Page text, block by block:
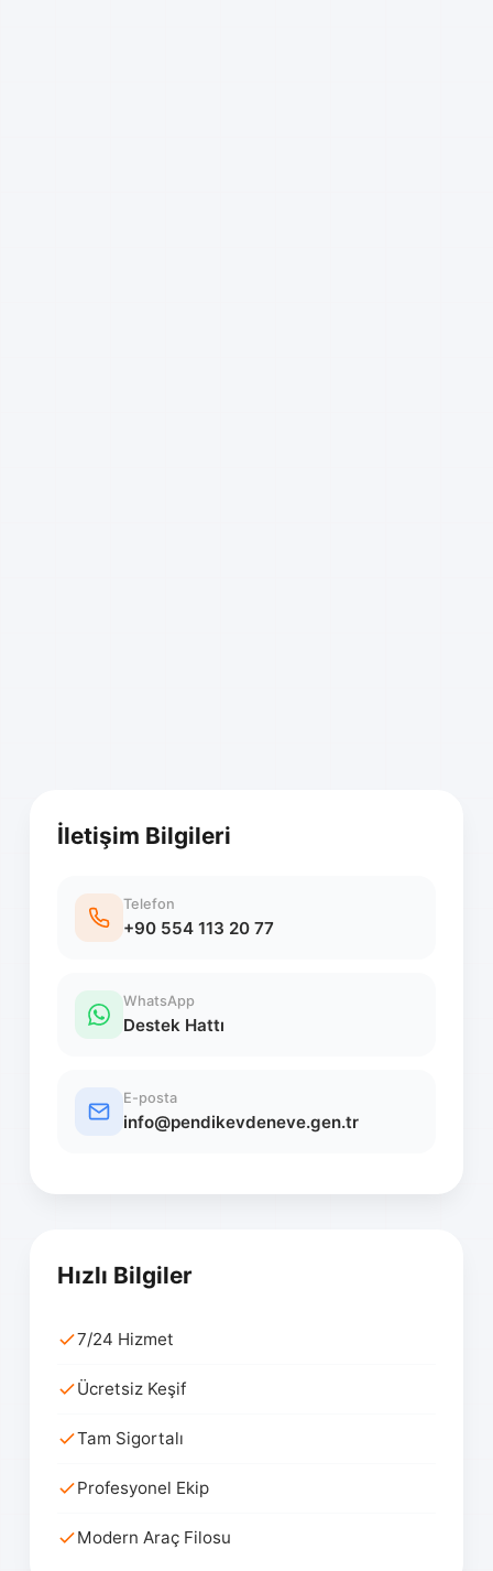
İletişim Bilgileri
Telefon
+90 554 113 20 77
WhatsApp
Destek Hattı
E-posta
info@pendikevdeneve.gen.tr
Hızlı Bilgiler
7/24 Hizmet
Ücretsiz Keşif
Tam Sigortalı
Profesyonel Ekip
Modern Araç Filosu